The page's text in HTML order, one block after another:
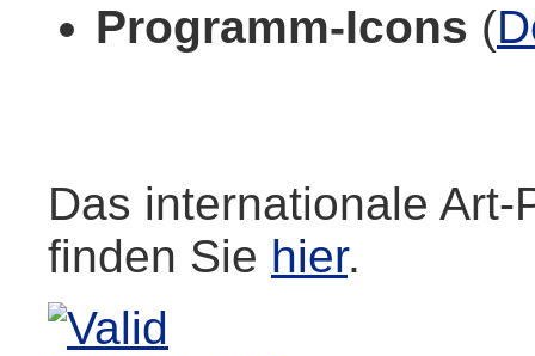
Programm-Icons (
Das internationale
finden Sie hier.